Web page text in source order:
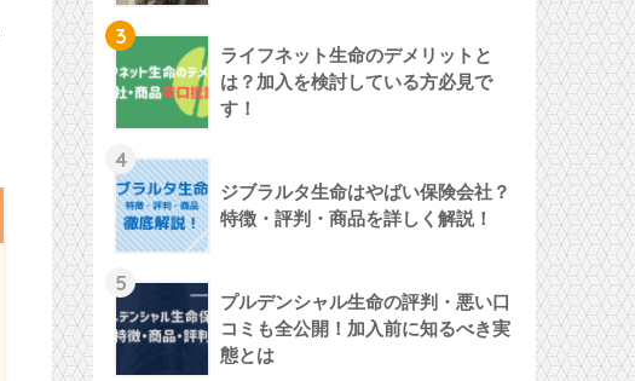
3
ライフネット生命のデメリットと
は？加入を検討している方必見で
す！
4
ジブラルタ生命はやばい保険会社？
特徴・評判・商品を詳しく解説！
5
プルデンシャル生命の評判・悪い口
コミも全公開！加入前に知るべき実
態とは